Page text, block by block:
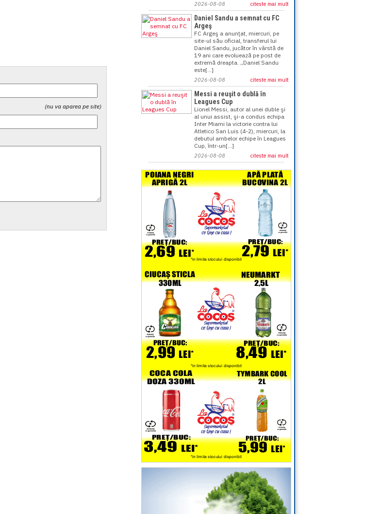
(nu va aparea pe site)
2026-08-08 citeste mai mult
Daniel Sandu a semnat cu FC
Argeş
FC Argeş a anunţat, miercuri, pe
site-ul său oficial, transferul lui
Daniel Sandu, jucător în vârstă de
19 ani care evoluează pe post de
extremă dreapta. „Daniel Sandu
este[...]
2026-08-08 citeste mai mult
Messi a reuşit o dublă în
Leagues Cup
Lionel Messi, autor al unei duble şi
al unui assist, şi-a condus echipa
Inter Miami la victorie contra lui
Atletico San Luis (4-2), miercuri, la
debutul ambelor echipe în Leagues
Cup, într-un[...]
2026-08-08 citeste mai mult